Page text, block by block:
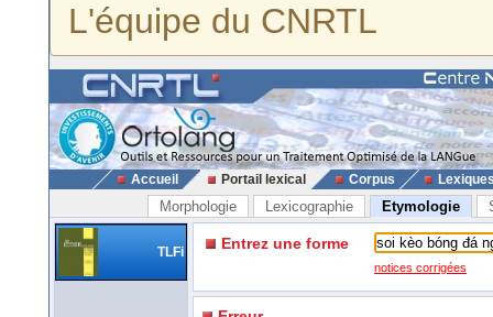
L'équipe du CNRTL
Accueil Portail lexical Corpus
Morphologie Lexicographie Etymologie
TLFi Entrez une forme
notices corrigées